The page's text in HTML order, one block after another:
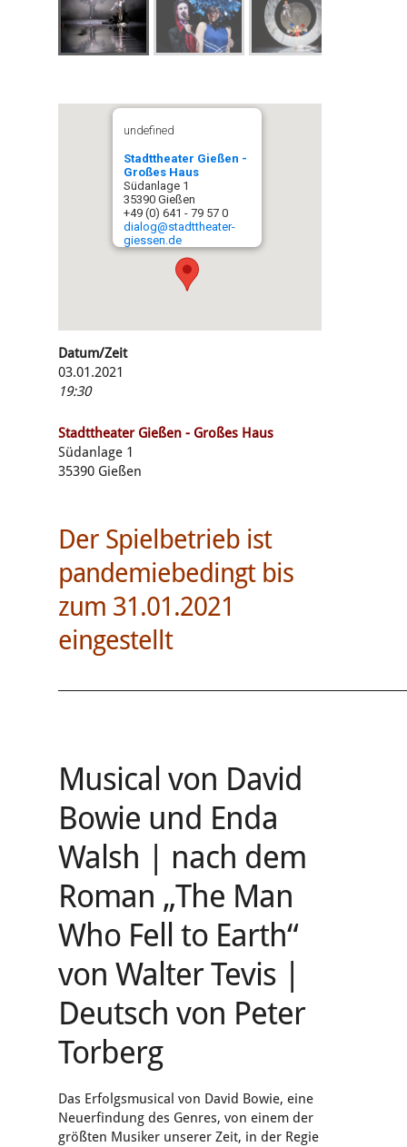
undefined
Stadttheater Gießen -
Großes Haus
Südanlage 1
35390 Gießen
+49 (0) 641 - 79 57 0
dialog@stadttheater-
giessen.de
Datum/Zeit
03.01.2021
19:30
Stadttheater Gießen - Großes Haus
Südanlage 1
35390 Gießen
Der Spielbetrieb ist
pandemiebedingt bis
zum 31.01.2021
eingestellt
Musical von David
Bowie und Enda
Walsh | nach dem
Roman „The Man
Who Fell to Earth“
von Walter Tevis |
Deutsch von Peter
Torberg
Das Erfolgsmusical von David Bowie, eine
Neuerfindung des Genres, von einem der
größten Musiker unserer Zeit, in der Regie